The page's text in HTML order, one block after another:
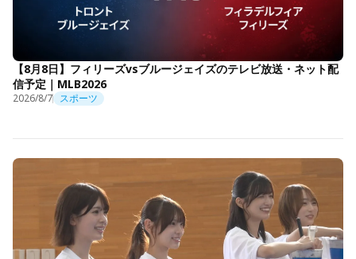
【8月8日】フィリーズvsブルージェイズのテレビ放送・ネット配
信予定｜MLB2026
2026/8/7 スポーツ